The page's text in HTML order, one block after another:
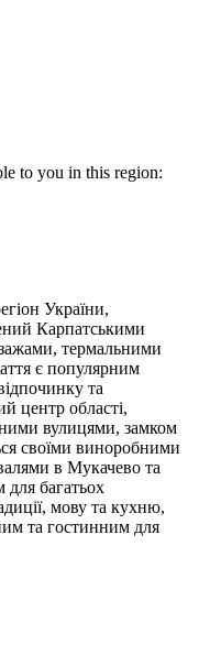
to you in this region:
України,
Карпатськими
термальними
є популярним
та
центр області,
вулицями, замком
своїми виноробними
в Мукачево та
для багатьох
мову та кухню,
та гостинним для